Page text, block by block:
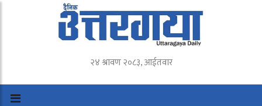
२४ श्रावण २०८३, आईतवार